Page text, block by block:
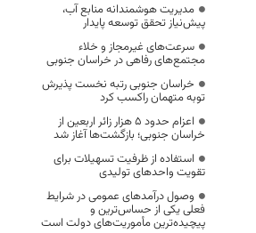
مدیریت هوشمندانه منابع آب،
پیش‌نیاز تحقق توسعه پایدار
سرعت‌های غیرمجاز و خلاء
مجتمع‌های رفاهی در خراسان جنوبی
خراسان جنوبی رتبه نخست پذیرش
توبه متهمان راکسب کرد
اعزام حدود 5 هزار زائر اربعین از
خراسان جنوبی؛ بازگشت‌ها آغاز شد
استفاده از ظرفیت تسهیلات برای
تقویت واحدهای تولیدی
وصول درآمدهای عمومی در شرایط
فعلی یکی از حساس‌ترین و
پیچیده‌ترین مأموریت‌های دولت است